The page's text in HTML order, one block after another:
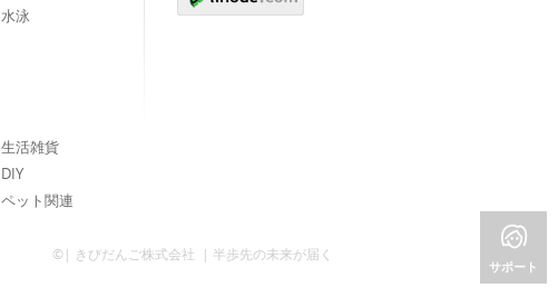
サポート
水泳
生活雑貨
DIY
ペット関連
©| きびだんご株式会社 | 半歩先の未来が届く